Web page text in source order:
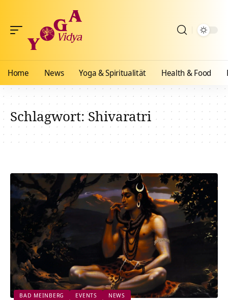
Home News Yoga & Spiritualität Health & Food
Schlagwort:Shivaratri
BAD MEINBERG EVENTS NEWS